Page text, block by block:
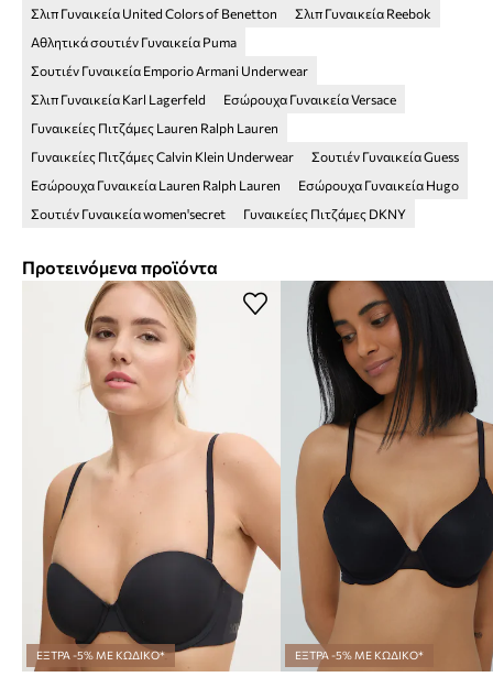
Σλιπ Γυναικεία United Colors of Benetton
Σλιπ Γυναικεία Reebok
Αθλητικά σουτιέν Γυναικεία Puma
Σουτιέν Γυναικεία Emporio Armani Underwear
Σλιπ Γυναικεία Karl Lagerfeld
Εσώρουχα Γυναικεία Versace
Γυναικείες Πιτζάμες Lauren Ralph Lauren
Γυναικείες Πιτζάμες Calvin Klein Underwear
Σουτιέν Γυναικεία Guess
Εσώρουχα Γυναικεία Lauren Ralph Lauren
Εσώρουχα Γυναικεία Hugo
Σουτιέν Γυναικεία women'secret
Γυναικείες Πιτζάμες DKNY
Προτεινόμενα προϊόντα
ΕΞΤΡΑ -5% ΜΕ ΚΩΔΙΚΟ* ΕΞΤΡΑ -5% ΜΕ ΚΩΔΙΚΟ*